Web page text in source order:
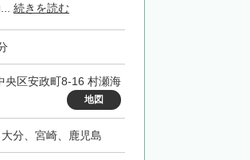
続きを読む
央区安政町8-16 村瀬海
地図
分、宮崎、鹿児島